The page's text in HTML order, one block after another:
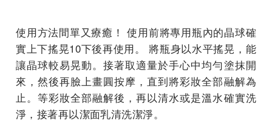
使用方法間單又療癒！ 使用前將專用瓶內的晶球確
實上下搖晃10下後再使用。 將瓶身以水平搖晃，能
讓晶球較易晃動。接著取適量於手心中均勻塗抹開
來，然後再臉上畫圓按摩，直到將彩妝全部融解為
止。等彩妝全部融解後，再以清水或是溫水確實洗
淨，接著再以潔面乳清洗潔淨。